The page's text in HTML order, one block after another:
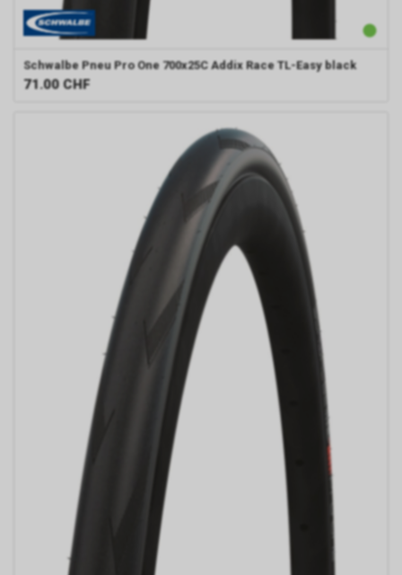
Schwalbe Pneu Pro One 700x25C Addix Race TL-Easy black
71.00 CHF